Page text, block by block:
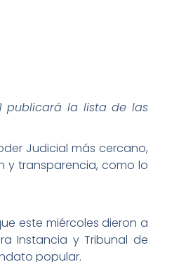
publicará la lista de las
Judicial más cercano,
y transparencia, como lo
este miércoles dieron a
Instancia y Tribunal de
popular.